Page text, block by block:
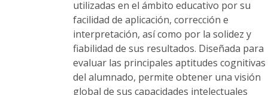
página
de
producto
utilizadas en el ámbito educativo por su
facilidad de aplicación, corrección e
interpretación, así como por la solidez y
fiabilidad de sus resultados. Diseñada para
evaluar las principales aptitudes cognitivas
del alumnado, permite obtener una visión
global de sus capacidades intelectuales